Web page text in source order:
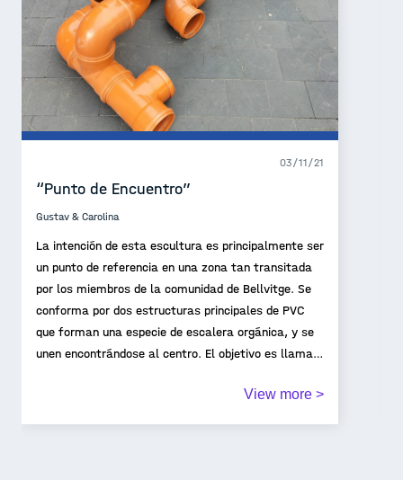
03/11/21
“Punto de Encuentro”
Gustav & Carolina
La intención de esta escultura es principalmente ser
un punto de referencia en una zona tan transitada
por los miembros de la comunidad de Bellvitge. Se
conforma por dos estructuras principales de PVC
que forman una especie de escalera orgánica, y se
unen encontrándose al centro. El objetivo es llamar
lugar en donde la gente pueda reunirse y convivir
View more >